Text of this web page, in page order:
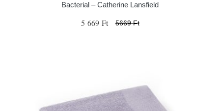
Bacterial – Catherine Lansfield
5 669 Ft 5669 Ft